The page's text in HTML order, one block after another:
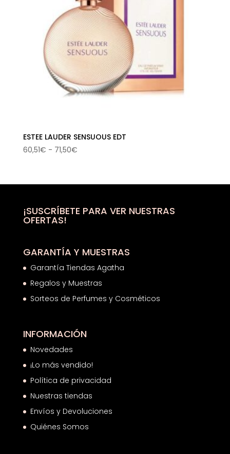
ESTEE LAUDER SENSUOUS EDT
60,51€ - 71,50€Rango
desde
hasta
¡SUSCRÍBETE PARA VER NUESTRAS
OFERTAS!
GARANTÍA Y MUESTRAS
Garantía Tiendas Agatha
Regalos y Muestras
Sorteos de Perfumes y Cosméticos
INFORMACIÓN
Novedades
¡Lo más vendido!
Política de privacidad
Nuestras tiendas
Envíos y Devoluciones
Quiénes Somos